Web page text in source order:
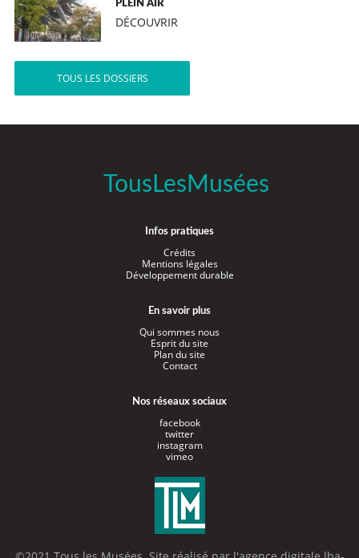
PLEIN AIR
DÉCOUVRIR
TOUS LES DOSSIERS
TousLesMusées
Infos pratiques
Crédits
Mentions légales
Développement durable
En savoir plus
Qui sommes nous
Esprit du site
Plan du site
Contact
Nos réseaux sociaux
facebook
twitter
instagram
vimeo